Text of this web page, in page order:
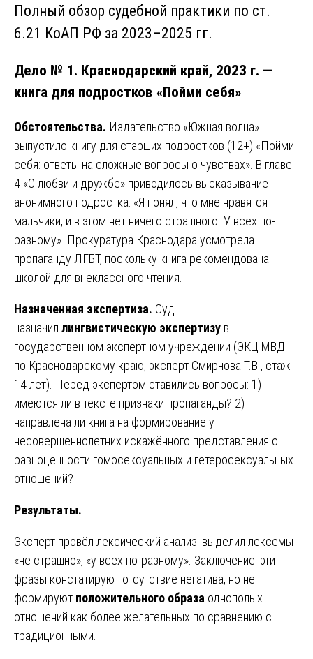
Полный обзор судебной практики по ст.
6.21 КоАП РФ за 2023–2025 гг.
Дело № 1. Краснодарский край, 2023 г. —
книга для подростков «Пойми себя»
Обстоятельства. Издательство «Южная волна»
выпустило книгу для старших подростков (12+) «Пойми
себя: ответы на сложные вопросы о чувствах». В главе
4 «О любви и дружбе» приводилось высказывание
анонимного подростка: «Я понял, что мне нравятся
мальчики, и в этом нет ничего страшного. У всех по-
разному». Прокуратура Краснодара усмотрела
пропаганду ЛГБТ, поскольку книга рекомендована
школой для внеклассного чтения.
Назначенная экспертиза. Суд
назначил лингвистическую экспертизу в
государственном экспертном учреждении (ЭКЦ МВД
по Краснодарскому краю, эксперт Смирнова Т.В., стаж
14 лет). Перед экспертом ставились вопросы: 1)
имеются ли в тексте признаки пропаганды? 2)
направлена ли книга на формирование у
несовершеннолетних искажённого представления о
равноценности гомосексуальных и гетеросексуальных
отношений?
Результаты.
Эксперт провёл лексический анализ: выделил лексемы
«не страшно», «у всех по-разному». Заключение: эти
фразы констатируют отсутствие негатива, но не
формируют положительного образа однополых
отношений как более желательных по сравнению с
традиционными.